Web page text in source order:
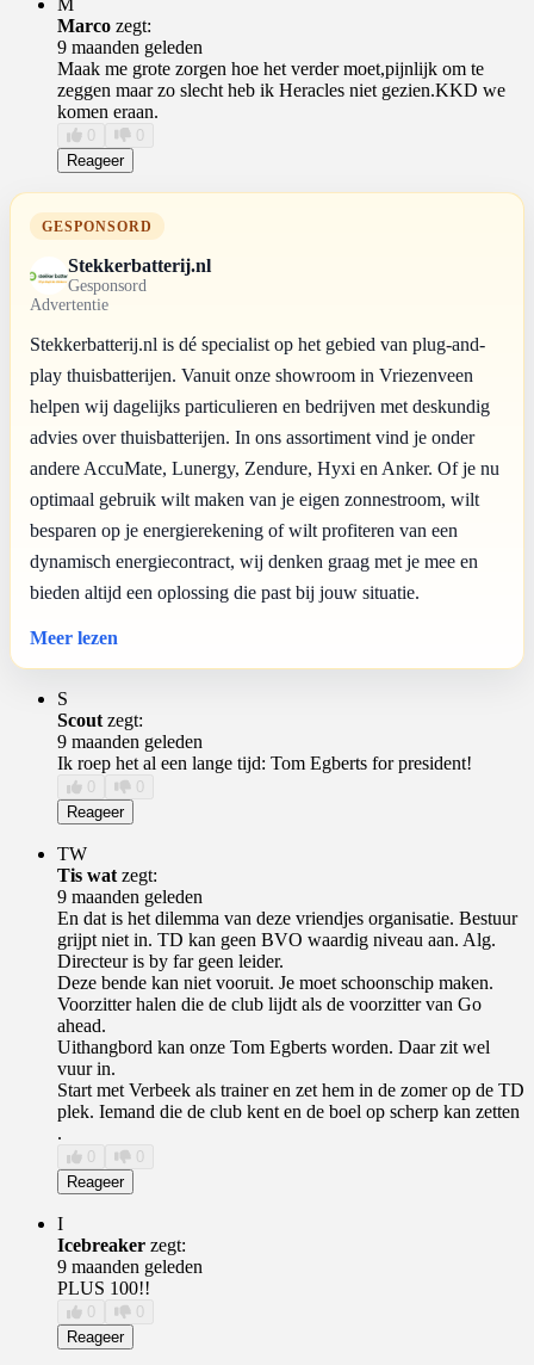
M
Marco zegt:
9 maanden geleden
Maak me grote zorgen hoe het verder moet,pijnlijk om te
zeggen maar zo slecht heb ik Heracles niet gezien.KKD we
komen eraan.
0
0
Reageer
GESPONSORD
Stekkerbatterij.nl
Gesponsord
Advertentie
Stekkerbatterij.nl is dé specialist op het gebied van plug-and-
play thuisbatterijen. Vanuit onze showroom in Vriezenveen
helpen wij dagelijks particulieren en bedrijven met deskundig
advies over thuisbatterijen. In ons assortiment vind je onder
andere AccuMate, Lunergy, Zendure, Hyxi en Anker. Of je nu
optimaal gebruik wilt maken van je eigen zonnestroom, wilt
besparen op je energierekening of wilt profiteren van een
dynamisch energiecontract, wij denken graag met je mee en
bieden altijd een oplossing die past bij jouw situatie.
Meer lezen
S
Scout zegt:
9 maanden geleden
Ik roep het al een lange tijd: Tom Egberts for president!
0
0
Reageer
TW
Tis wat zegt:
9 maanden geleden
En dat is het dilemma van deze vriendjes organisatie. Bestuur
grijpt niet in. TD kan geen BVO waardig niveau aan. Alg.
Directeur is by far geen leider.
Deze bende kan niet vooruit. Je moet schoonschip maken.
Voorzitter halen die de club lijdt als de voorzitter van Go
ahead.
Uithangbord kan onze Tom Egberts worden. Daar zit wel
vuur in.
Start met Verbeek als trainer en zet hem in de zomer op de TD
plek. Iemand die de club kent en de boel op scherp kan zetten
.
0
0
Reageer
I
Icebreaker zegt:
9 maanden geleden
PLUS 100!!
0
0
Reageer